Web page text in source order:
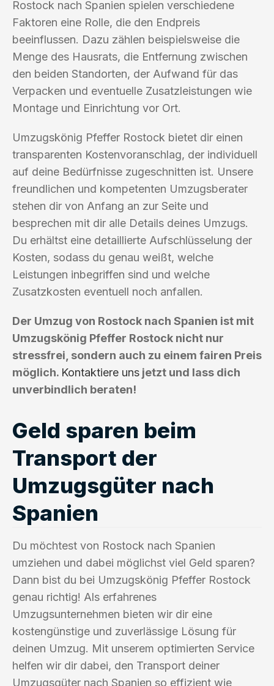
Rostock nach Spanien spielen verschiedene
Faktoren eine Rolle, die den Endpreis
beeinflussen. Dazu zählen beispielsweise die
Menge des Hausrats, die Entfernung zwischen
den beiden Standorten, der Aufwand für das
Verpacken und eventuelle Zusatzleistungen wie
Montage und Einrichtung vor Ort.
Umzugskönig Pfeffer Rostock bietet dir einen
transparenten Kostenvoranschlag, der individuell
auf deine Bedürfnisse zugeschnitten ist. Unsere
freundlichen und kompetenten Umzugsberater
stehen dir von Anfang an zur Seite und
besprechen mit dir alle Details deines Umzugs.
Du erhältst eine detaillierte Aufschlüsselung der
Kosten, sodass du genau weißt, welche
Leistungen inbegriffen sind und welche
Zusatzkosten eventuell noch anfallen.
Der Umzug von Rostock nach Spanien ist mit
Umzugskönig Pfeffer Rostock nicht nur
stressfrei, sondern auch zu einem fairen Preis
möglich. Kontaktiere uns jetzt und lass dich
unverbindlich beraten!
Geld sparen beim
Transport der
Umzugsgüter nach
Spanien
Du möchtest von Rostock nach Spanien
umziehen und dabei möglichst viel Geld sparen?
Dann bist du bei Umzugskönig Pfeffer Rostock
genau richtig! Als erfahrenes
Umzugsunternehmen bieten wir dir eine
kostengünstige und zuverlässige Lösung für
deinen Umzug. Mit unserem optimierten Service
helfen wir dir dabei, den Transport deiner
Umzugsgüter nach Spanien so effizient wie